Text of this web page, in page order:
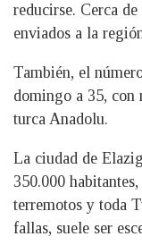
reducirse. Cerca
enviados a la
También, el
domingo a 35, con
turca Anadolu.
La ciudad de
350.000
terremotos y toda
fallas, suele ser